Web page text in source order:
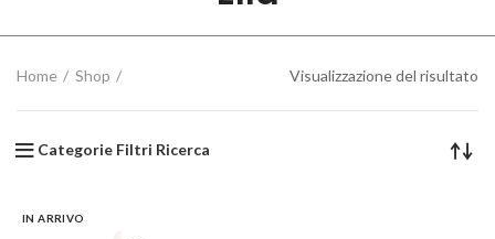
Home Shop Visualizzazione del risultato
Categorie Filtri Ricerca
IN ARRIVO